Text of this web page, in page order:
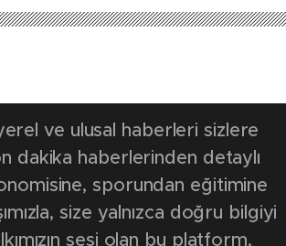
ve ulusal haberleri sizlere
dakika haberlerinden detaylı
sporundan eğitimine
size yalnızca doğru bilgiyi
sesi olan bu platform,